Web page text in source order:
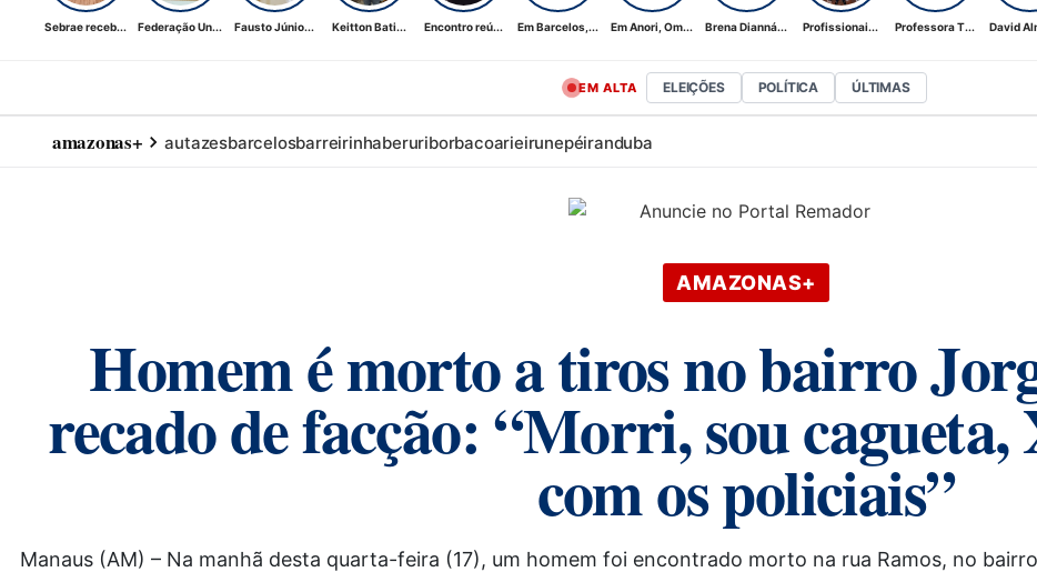
Sebrae receb... Federação Un... Fausto Júnio... Keitton Bati... Encontro reú... Em Barcelos,... Em Anori, Om... Brena Dianná... Profissionai... Professora T... David
EM ALTA ELEIÇÕES POLÍTICA ÚLTIMAS
amazonas+ autazesbarcelosbarreirinhaberuriborbacoarieirunepéiranduba
AMAZONAS+
Homem é morto a tiros no bairro
recado de facção: “Morri, sou cagueta,
com os policiais”
Manaus (AM) – Na manhã desta quarta-feira (17), um homem foi encontrado morto na rua Ramos, no